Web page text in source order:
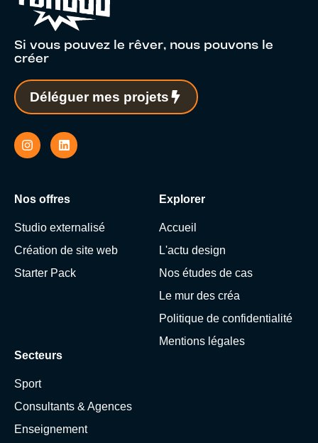
Si vous pouvez le rêver, nous pouvons le
créer
Déléguer mes projets
Nos offres
Studio externalisé
Création de site web
Starter Pack
Explorer
Accueil
L'actu design
Nos études de cas
Le mur des créa
Politique de confidentialité
Mentions légales
Secteurs
Sport
Consultants & Agences
Enseignement